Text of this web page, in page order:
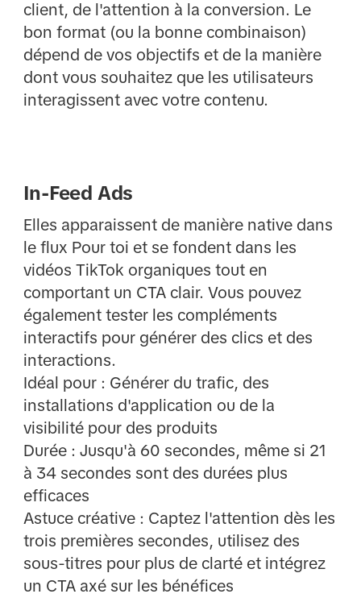
client, de l'attention à la conversion. Le
bon format (ou la bonne combinaison)
dépend de vos objectifs et de la manière
dont vous souhaitez que les utilisateurs
interagissent avec votre contenu.
In-Feed Ads
Elles apparaissent de manière native dans
le flux Pour toi et se fondent dans les
vidéos TikTok organiques tout en
comportant un CTA clair. Vous pouvez
également tester les compléments
interactifs pour générer des clics et des
interactions.
Idéal pour : Générer du trafic, des
installations d'application ou de la
visibilité pour des produits
Durée : Jusqu'à 60 secondes, même si 21
à 34 secondes sont des durées plus
efficaces
Astuce créative : Captez l'attention dès les
trois premières secondes, utilisez des
sous-titres pour plus de clarté et intégrez
un CTA axé sur les bénéfices